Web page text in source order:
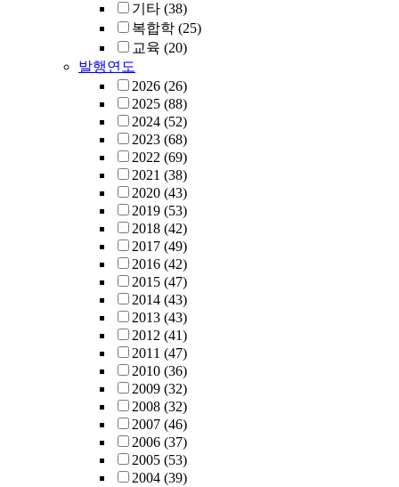
기타 (38)
복합학 (25)
교육 (20)
발행연도
2026 (26)
2025 (88)
2024 (52)
2023 (68)
2022 (69)
2021 (38)
2020 (43)
2019 (53)
2018 (42)
2017 (49)
2016 (42)
2015 (47)
2014 (43)
2013 (43)
2012 (41)
2011 (47)
2010 (36)
2009 (32)
2008 (32)
2007 (46)
2006 (37)
2005 (53)
2004 (39)